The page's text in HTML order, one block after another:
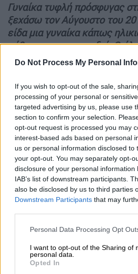
Do Not Process My Personal
If you wish to opt-out of the sale,
processing of your personal or
targeted advertising by us, please use
section to confirm your selection.
opt-out request is processed you may
interest-based ads based on personal
us or personal information disclosed to
your opt-out. You may separately opt-
disclosure of your personal information
IAB’s list of downstream participants.
also be disclosed by us to third parties
Downstream Participants that may
Please note that this website/app uses
not limited to your visit or usage
grant or deny consent to Google and
use your data for below specified
Personal Data Processing Opt
I want to opt-out of the Sharing of
personal data.
Opted In
Γυναίκα τυφλή πρόσφυγας
ξεχάσω τον Αύγουστο του
είδα μια γυναίκα κάπως
κάθεται στην αμμουδιά. Ο
ανατείλει και της φώτιζε το
Χαμογελούσε. Ήταν μια πολύ
Μη θέλοντας να
αρμονία και τη γαλήνη,
φωτογραφίες από κάποια
παραλία πηγαινοερχόταν
φωτογράφοι, πρόσφυγες- και
την πλησίασα και της έδωσα
σαν καλωσόρισμα ελληνικό.
κατάλαβα πως ήταν τυφλή!
πλημμύρισε από συγκίνηση.
χέρι και, συνεχίζοντας να
μου λέει ότι ένιωθε
να νιώθει αυτό το αεράκι
θάλασσας. Ένιωθε ξανά ότι
αυτήν, για τα παιδιά και τα